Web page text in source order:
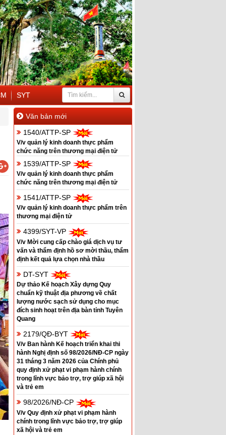
SYT
Văn bản mới
1540/ATTP-SP
V/v quản lý kinh doanh thực phẩm
chức năng trên thương mại điện tử
1539/ATTP-SP
V/v quản lý kinh doanh thực phẩm
chức năng trên thương mại điện tử
1541/ATTP-SP
V/v quản lý kinh doanh thực phẩm trên
thương mại điện tử
4399/SYT-VP
V/v Mời cung cấp chào giá dịch vụ tư
vấn và thẩm định hồ sơ mời thầu, thẩm
định kết quả lựa chọn nhà thầu
DT-SYT
Dự thảo Kế hoạch Xây dựng Quy
chuẩn kỹ thuật địa phương về chất
lượng nước sạch sử dụng cho mục
đích sinh hoạt trên địa bàn tỉnh Tuyên
Quang
2179/QĐ-BYT
V/v Ban hành Kế hoạch triển khai thi
hành Nghị định số 98/2026/NĐ-CP ngày
31 tháng 3 năm 2026 của Chính phủ
quy định xử phạt vi phạm hành chính
trong lĩnh vực bảo trợ, trợ giúp xã hội
và trẻ em
98/2026/NĐ-CP
V/v Quy định xử phạt vi phạm hành
chính trong lĩnh vực bảo trợ, trợ giúp
xã hội và trẻ em